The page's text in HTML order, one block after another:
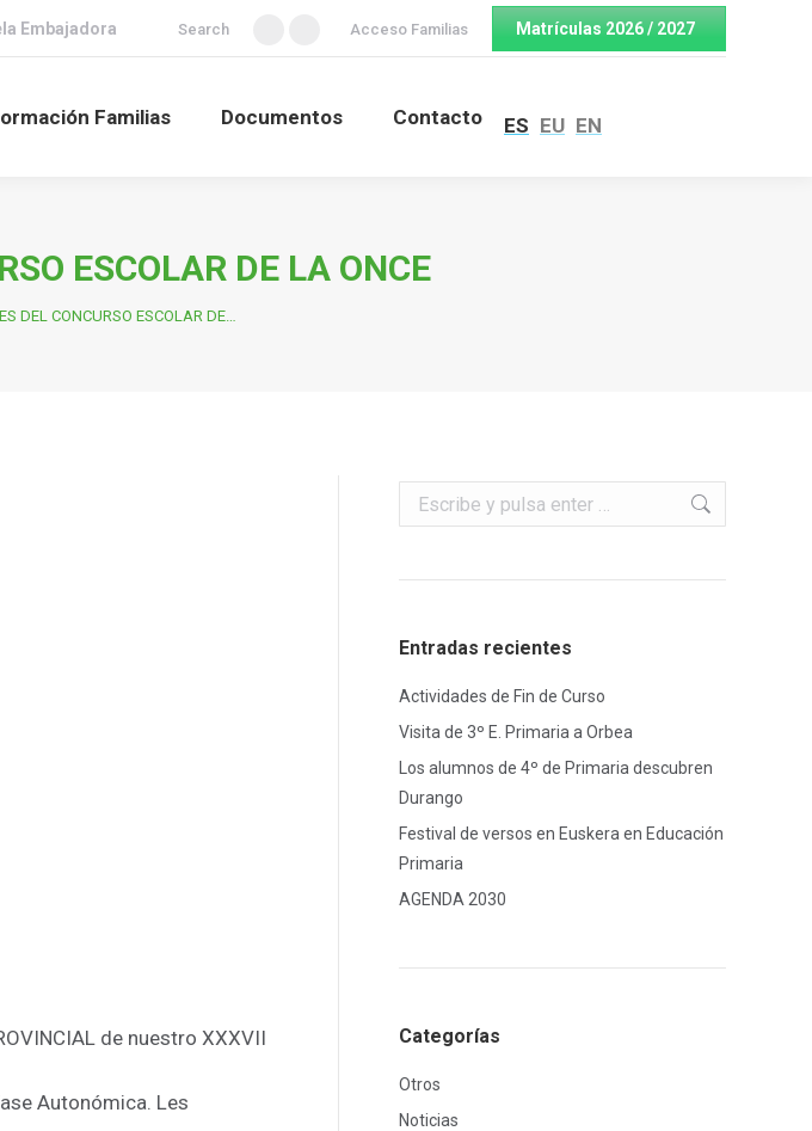
Embajadora Buscar:
Search
opensopens
Acceso Familias Matrículas 2026 / 2027
Familias Documentos Contacto ES EU EN
ESCOLAR DE LA ONCE
DEL CONCURSO ESCOLAR DE…
de nuestro XXXVII
Autonómica. Les
Buscar:
Entradas recientes
Actividades de Fin de Curso
Visita de 3º E. Primaria a Orbea
Los alumnos de 4º de Primaria descubren
Durango
Festival de versos en Euskera en Educación
Primaria
AGENDA 2030
Categorías
Otros
Noticias